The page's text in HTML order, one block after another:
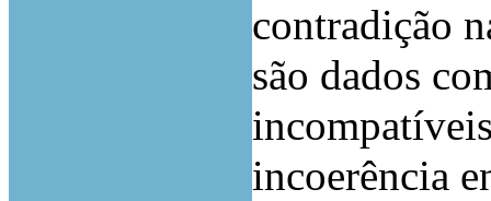
contradição
são dados
incoerência